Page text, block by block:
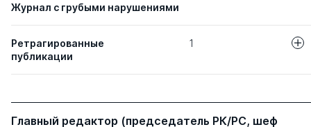
Журнал с грубыми нарушениями
Ретрагированные
публикации
1
Савенков А. Н.
ВЛИЯНИЕ
Главный редактор (председатель РК/РС, шеф